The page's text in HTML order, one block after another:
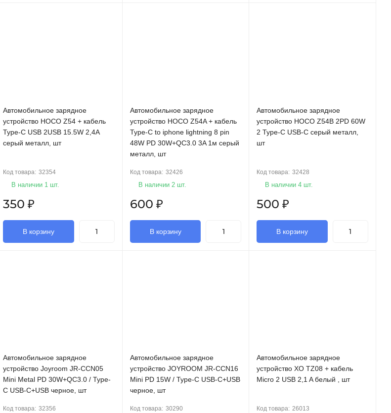
Автомобильное зарядное
устройство HOCO Z54 + кабель
Type-C USB 2USB 15.5W 2,4A
серый металл, шт
Код товара: 32354
В наличии 1 шт.
350₽
В корзину
Автомобильное зарядное
устройство HOCO Z54A + кабель
Type-C to iphone lightning 8 pin
48W PD 30W+QC3.0 3A 1м серый
металл, шт
Код товара: 32426
В наличии 2 шт.
600 ₽
В корзину
Автомобильное зарядное
устройство HOCO Z54B 2PD 60W
2 Type-C USB-C серый металл,
шт
Код товара: 32428
В наличии 4 шт.
500₽
В корзину
Автомобильное зарядное
устройство Joyroom JR-CCN05
Mini Metal PD 30W+QC3.0 / Type-
C USB-C+USB черное, шт
Код товара: 32356
Автомобильное зарядное
устройство JOYROOM JR-CCN16
Mini PD 15W / Type-C USB-C+USB
черное, шт
Код товара: 30290
Автомобильное зарядное
устройство XO TZ08 + кабель
Micro 2 USB 2,1 A белый , шт
Код товара: 26013